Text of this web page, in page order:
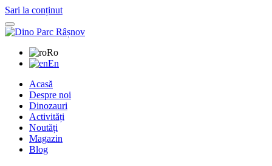
Sari la conținut
Ro
En
Acasă
Despre noi
Dinozauri
Activități
Noutăți
Magazin
Blog